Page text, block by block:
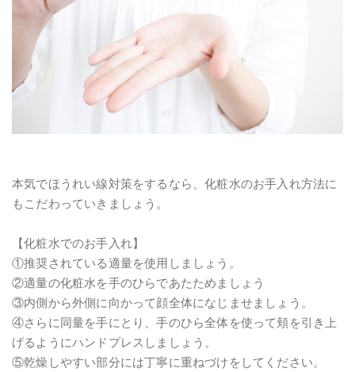
本気でほうれい線対策をするなら、化粧水のお手入れ方法に
もこだわっていきましょう。
【化粧水でのお手入れ】
①推奨されている適量を使用しましょう。
②適量の化粧水を手のひらであたためましょう
③内側から外側に向かって顔全体になじませましょう。
④さらに同量を手にとり、手のひら全体を使って頬を引き上
げるようにハンドプレスしましょう。
⑤乾燥しやすい部分には丁寧に重ねづけをしてください。